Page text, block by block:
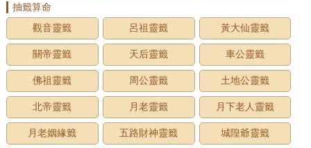
抽籤算命
觀音靈籤
呂祖靈籤 黃大仙靈籤
關帝靈籤 天后靈籤 車公靈籤
佛祖靈籤 周公靈籤 土地公靈籤
北帝靈籤 月老靈籤 月下老人靈籤
月老姻緣籤 五路財神靈籤 城隍爺靈籤